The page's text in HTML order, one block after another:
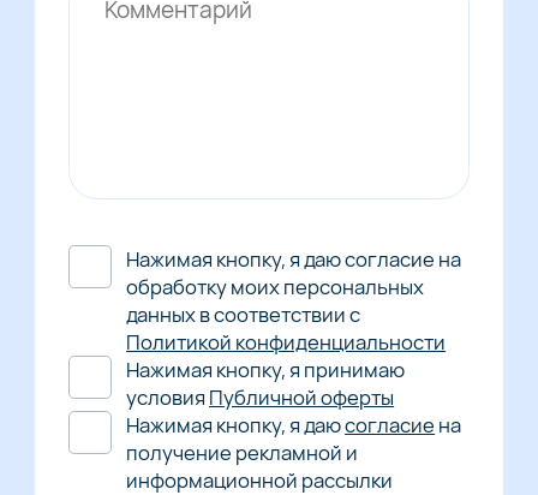
Нажимая кнопку, я даю согласие на
обработку моих персональных
данных в соответствии с
Политикой конфиденциальности
Нажимая кнопку, я принимаю
условия Публичной оферты
Нажимая кнопку, я даюсогласие на
получение рекламной и
информационной рассылки